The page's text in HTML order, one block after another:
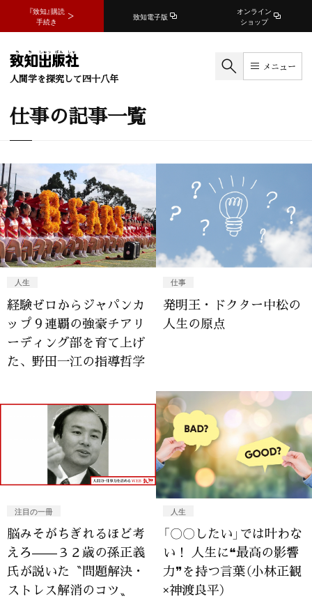
『致知』購読
手続き
致知電子版
オンライン
ショップ
人間学を探究して四十八年
メニュー
仕事の記事一覧
人生
経験ゼロからジャパンカ
ップ９連覇の強豪チアリ
ーディング部を育て上げ
た、野田一江の指導哲学
仕事
発明王・ドクター中松の
人生の原点
注目の一冊
脳みそがちぎれるほど考
えろ——３２歳の孫正義
氏が説いた〝問題解決・
ストレス解消のコツ〟
人生
「〇〇したい」では叶わな
い！ 人生に❝最高の影響
力❞を持つ言葉（小林正観
×神渡良平）